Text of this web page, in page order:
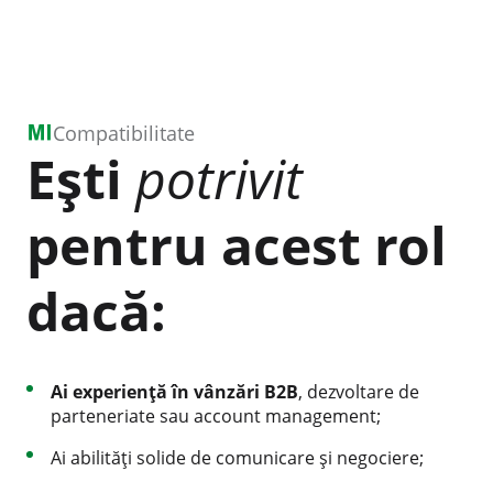
Compatibilitate
Ești potrivit
pentru acest rol
dacă:
Ai experiență în vânzări B2B, dezvoltare de
parteneriate sau account management;
Ai abilități solide de comunicare și negociere;